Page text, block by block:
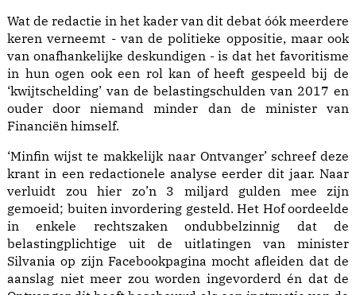
Wat de redactie in het kader van dit debat óók meerdere
keren verneemt - van de politieke oppositie, maar ook
van onafhankelijke deskundigen - is dat het favoritisme
in hun ogen ook een rol kan of heeft gespeeld bij de
‘kwijtschelding’ van de belastingschulden van 2017 en
ouder door niemand minder dan de minister van
Financiën himself.
‘Minfin wijst te makkelijk naar Ontvanger’ schreef deze
krant in een redactionele analyse eerder dit jaar. Naar
verluidt zou hier zo’n 3 miljard gulden mee zijn
gemoeid; buiten invordering gesteld. Het Hof oordeelde
in enkele rechtszaken ondubbelzinnig dat de
belastingplichtige uit de uitlatingen van minister
Silvania op zijn Facebookpagina mocht afleiden dat de
aanslag niet meer zou worden ingevorderd én dat de